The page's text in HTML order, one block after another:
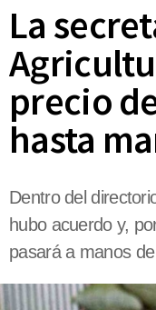
La
precio
hasta
Dentro del
hubo acuerdo y,
pasará a manos